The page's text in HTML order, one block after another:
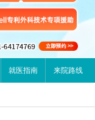
就医指南 来院路线